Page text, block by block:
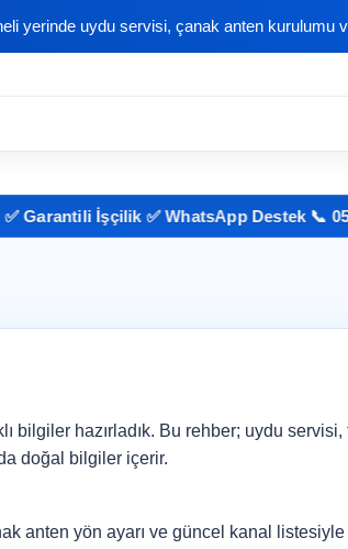
yerinde uydu servisi, çanak anten kurulumu
İşçilik ✅ WhatsApp Destek 📞 0533
bilgiler hazırladık. Bu rehber; uydu
doğal bilgiler içerir.
anten yön ayarı ve güncel kanal